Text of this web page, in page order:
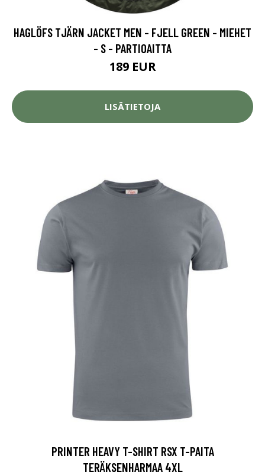
HAGLÖFS TJÄRN JACKET MEN - FJELL GREEN - MIEHET
- S - PARTIOAITTA
189 EUR
LISÄTIETOJA
PRINTER HEAVY T-SHIRT RSX T-PAITA
TERÄKSENHARMAA 4XL